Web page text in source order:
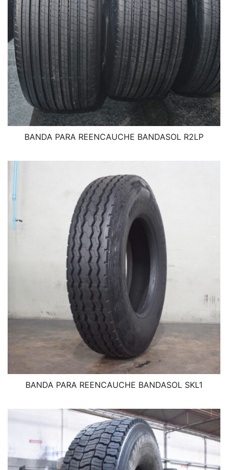
BANDA PARA REENCAUCHE BANDASOL R2LP
BANDA PARA REENCAUCHE BANDASOL SKL1